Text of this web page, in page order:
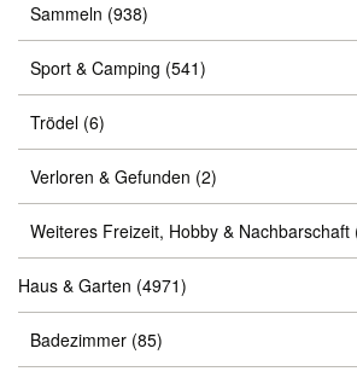
Sammeln (938)
Sport & Camping (541)
Trödel (6)
Verloren & Gefunden (2)
Weiteres Freizeit, Hobby & Nachbarschaft
Haus & Garten (4971)
Badezimmer (85)